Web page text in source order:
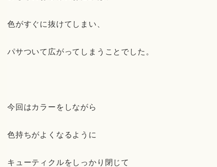
色がすぐに抜けてしまい、
パサついて広がってしまうことでした。
今回はカラーをしながら
色持ちがよくなるように
キューティクルをしっかり閉じて